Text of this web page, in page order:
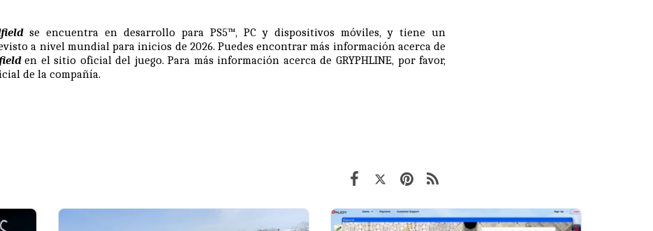
se encuentra en desarrollo para PS5™, PC y dispositivos móviles, y tiene un
a nivel mundial para inicios de 2026. Puedes encontrar más información acerca de
en elsitio oficialdel juego. Para más información acerca de GRYPHLINE, por favor,
de la compañía.